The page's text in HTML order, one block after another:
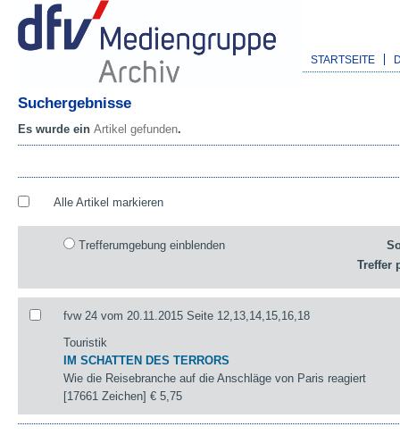
STARTSEITE
Suchergebnisse
Es wurde ein Artikel gefunden.
Alle Artikel markieren
Trefferumgebung einblenden
Treffer
fvw 24 vom 20.11.2015 Seite 12,13,14,15,16,18
Touristik
IM SCHATTEN DES TERRORS
Wie die Reisebranche auf die Anschläge von Paris reagiert
[17661 Zeichen]€ 5,75